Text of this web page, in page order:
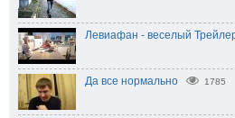
Левиафан - веселый
Да все нормально 1785